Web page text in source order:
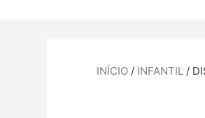
INÍCIO/ INFANTIL/